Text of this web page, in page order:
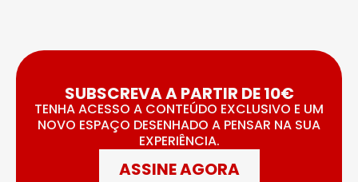
SUBSCREVA A PARTIR DE 10€
TENHA ACESSO A CONTEÚDO EXCLUSIVO E UM
NOVO ESPAÇO DESENHADO A PENSAR NA SUA
EXPERIÊNCIA.
ASSINE AGORA